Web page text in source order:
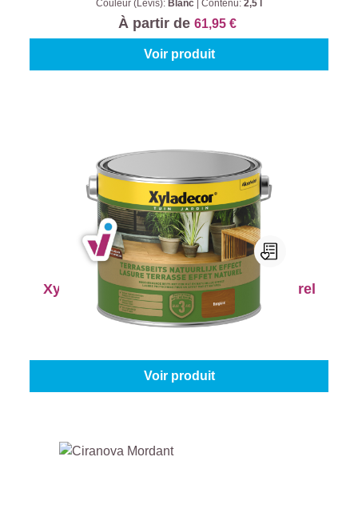
Couleur (Levis): Blanc Contenu: 2,5 l
À partir de 61,95 €
Voir produit
Xyladecor Lasure Terrasse Effet Naturel
Couleur (Xyladecor):Bangkirai| Contenu:
Voir produit